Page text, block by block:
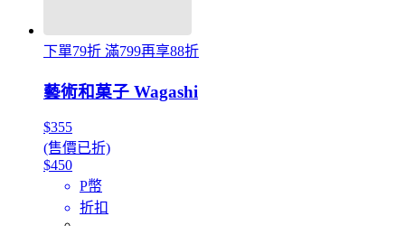
下單79折 滿799再享88折
藝術和菓子 Wagashi
$355
(售價已折)
$450
P幣
折扣